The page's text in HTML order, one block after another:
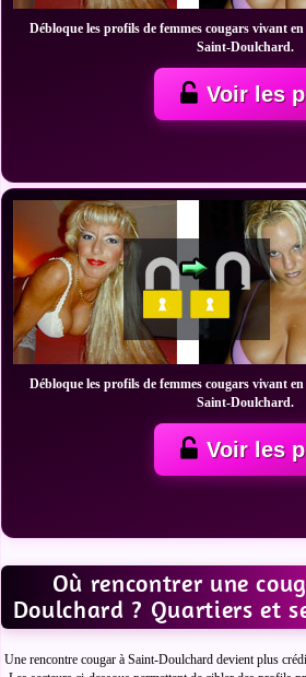
Débloque les profils de femmes cougars vivant
Saint-Doulchard.
Voir les
Débloque les profils de femmes cougars vivant
Saint-Doulchard.
Voir les
Où rencontrer une
Doulchard ? Quartiers et
Une rencontre cougar à Saint-Doulchard devient plus